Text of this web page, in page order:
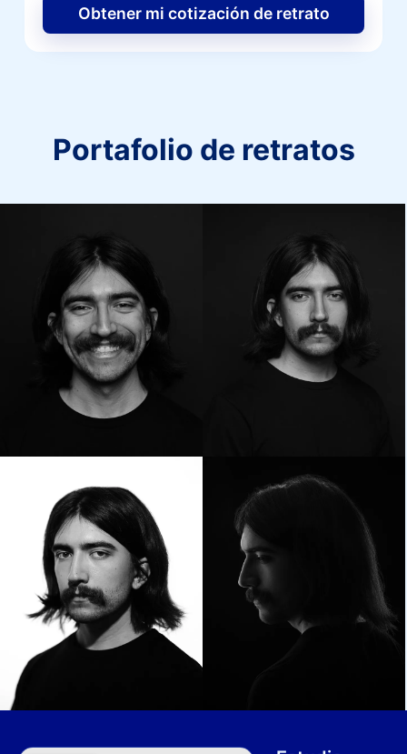
Obtener mi cotización de retrato
Portafolio de retratos